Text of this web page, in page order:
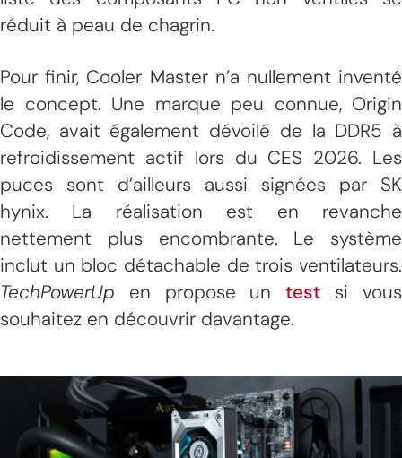
réduit à peau de chagrin.
Pour finir, Cooler Master n’a nullement inventé
le concept. Une marque peu connue, Origin
Code, avait également dévoilé de la DDR5 à
refroidissement actif lors du CES 2026. Les
puces sont d’ailleurs aussi signées par SK
hynix. La réalisation est en revanche
nettement plus encombrante. Le système
inclut un bloc détachable de trois ventilateurs.
TechPowerUp en propose untest si vous
souhaitez en découvrir davantage.